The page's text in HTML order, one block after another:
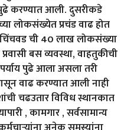
करण्यात आली. दुसरीकडे
लोकसंख्येत प्रचंड वाढ होत
चिंचवड ची 40 लाख लोकसंख्या
बस व्यवस्था, वाहतुकीची
पुढे आला असला तरी
वाढ करण्यात आली नाही
चढउतार विविध स्थानकात
, कामगार , सर्वसामान्य